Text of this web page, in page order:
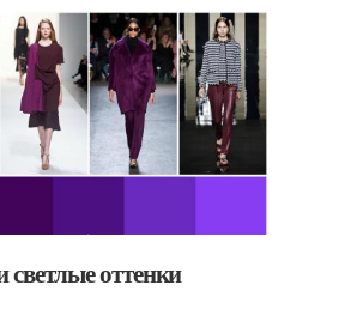
оттенки